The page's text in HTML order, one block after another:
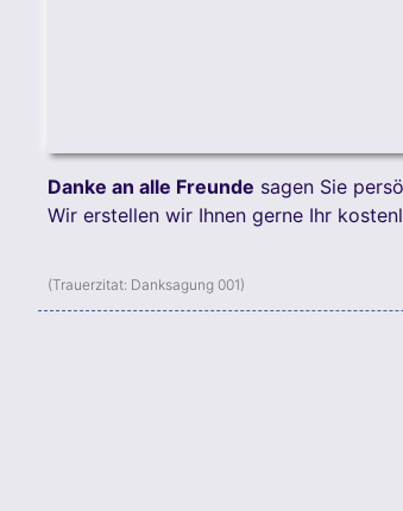
Danke an alle Freunde sagen Sie
Wir erstellen wir Ihnen gerne Ihr
(Trauerzitat: Danksagung 001)